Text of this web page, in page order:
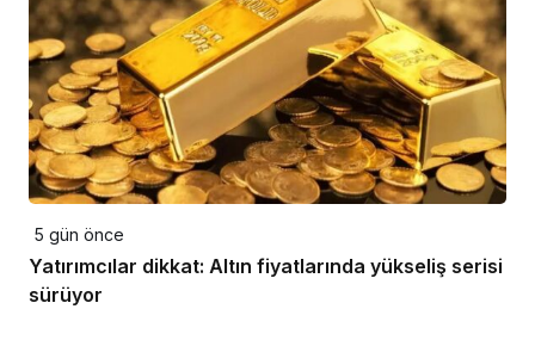
5 gün önce
Yatırımcılar dikkat: Altın fiyatlarında yükseliş serisi
sürüyor